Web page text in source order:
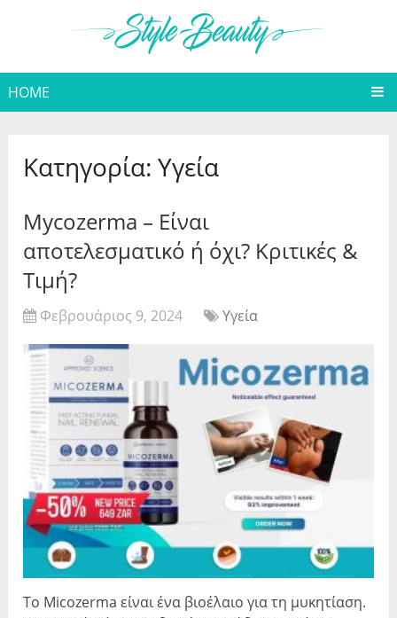
HOME
Κατηγορία:Υγεία
Mycozerma – Είναι
αποτελεσματικό ή όχι? Κριτικές &
Τιμή?
Φεβρουάριος 9, 2024 Υγεία
Το Micozerma είναι ένα βιοέλαιο για τη μυκητίαση.